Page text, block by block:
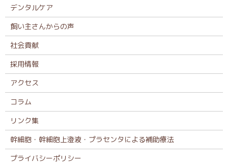
デンタルケア
飼い主さんからの声
社会貢献
採用情報
アクセス
コラム
リンク集
幹細胞・幹細胞上澄液・プラセンタによる補助療法
プライバシーポリシー